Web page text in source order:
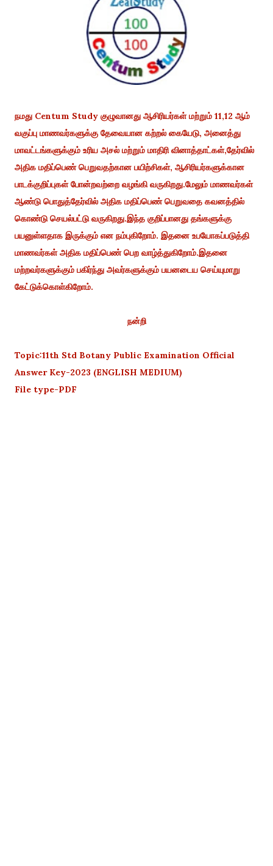
நமது Centum Study குழுவானது ஆசிரியர்கள் மற்றும் 11,12 ஆம்
வகுப்பு மாணவர்களுக்கு தேவையான கற்றல் கையேடு, அனைத்து
மாவட்டங்களுக்கும் உரிய அசல் மற்றும் மாதிரி வினாத்தாட்கள்,தேர்வில்
அதிக மதிப்பெண் பெறுவதற்கான பயிற்சிகள், ஆசிரியர்களுக்கான
பாடக்குறிப்புகள் போன்றவற்றை வழங்கி வருகிறது.மேலும் மாணவர்கள்
ஆண்டு பொதுத்தேர்வில் அதிக மதிப்பெண் பெறுவதை கவனத்தில்
கொண்டு செயல்பட்டு வருகிறது.இந்த குறிப்பானது தங்களுக்கு
பயனுள்ளதாக இருக்கும் என நம்புகிறோம். இதனை உபயோகப்படுத்தி
மாணவர்கள் அதிக மதிப்பெண் பெற வாழ்த்துகிறோம்.இதனை
மற்றவர்களுக்கும் பகிர்ந்து அவர்களுக்கும் பயனடைய செய்யுமாறு
கேட்டுக்கொள்கிறோம்.
நன்றி
Topic:11th Std Botany Public Examination Official
Answer Key-2023 (ENGLISH MEDIUM)
File type-PDF